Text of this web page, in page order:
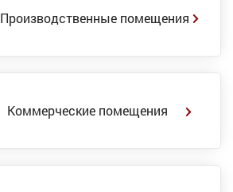
Производственные помещения
Коммерческие помещения